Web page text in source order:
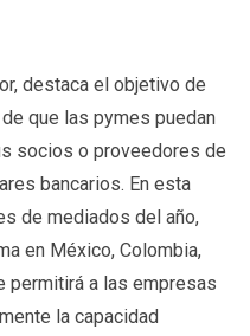
destaca el objetivo de
que las pymes puedan
socios o proveedores de
bancarios. En esta
de mediados del año,
en México, Colombia,
permitirá a las empresas
la capacidad